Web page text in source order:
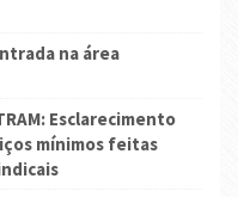
na área
Esclarecimento
mínimos feitas